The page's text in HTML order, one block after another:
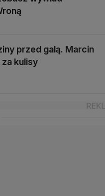
przed galą. Marcin
za kulisy